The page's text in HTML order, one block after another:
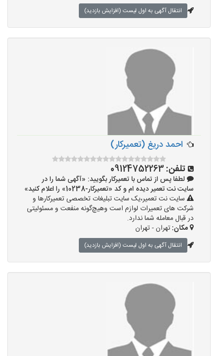
انتقال آگهی به اول لیست (افزایش بازدید)
احمد دریغ (تعمیرکار)
تلفن:09124752263
لطفا پس از تماس با تعمیرکار بگویید: «آگهی شما را در
سایت نت تعمیر دیده ام و کد «تعمیرکار-10238» را اعلام کنید»
سایت نت تعمیر،یک سایت تبلیغات تخصصی تعمیرکارها و
شرکت های تعمیرات لوازم است وهیچ‌گونه منفعت و مسئولیتی
در قبال معامله شما ندارد.
مکان:تهران - تهران
انتقال آگهی به اول لیست (افزایش بازدید)